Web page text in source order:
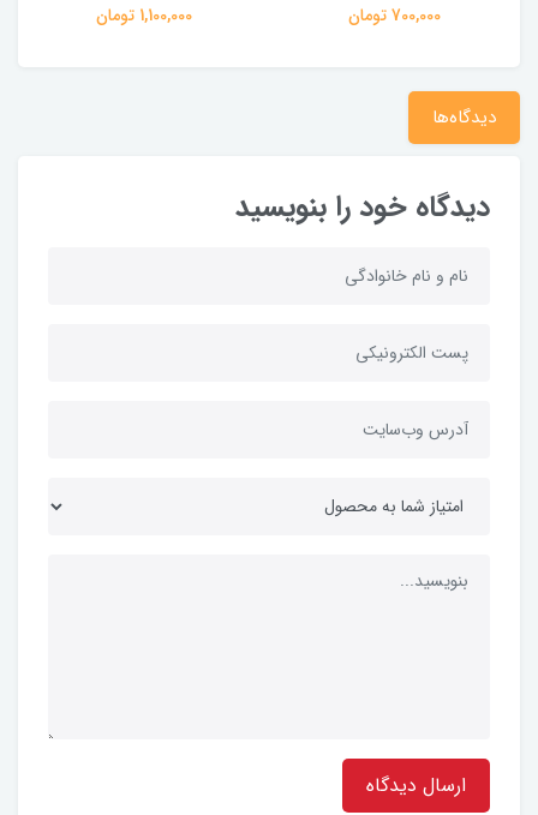
1,100,000 تومان 950,000 تومان
دیدگاه‌ها
دیدگاه خود را بنویسید
ارسال دیدگاه